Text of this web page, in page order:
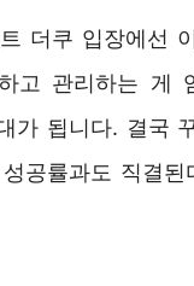
더쿠 입장에선
고 관리하는 게
가 됩니다. 결국
공률과도 직결